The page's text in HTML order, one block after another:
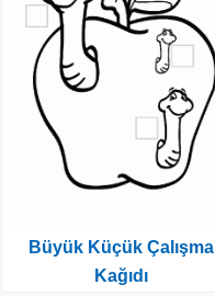
Büyük Küçük Çalışma
Kağıdı